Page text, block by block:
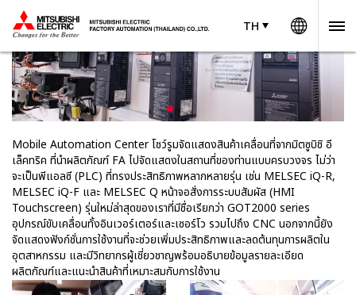
Thailand TH
TH
Mobile Automation Center โชว์รูมจัดแสดงสินค้าเคลื่อนที่จากมิตซูบิชิ อี
เล็คทริค ที่นำผลิตภัณฑ์ FA ไปจัดแสดงในสถานที่ของท่านแบบครบวงจร ไม่ว่า
จะเป็นพีแอลซี (PLC) ที่ทรงประสิทธิภาพหลากหลายรุ่น เช่น MELSEC iQ-R,
MELSEC iQ-F และ MELSEC Q หน้าจอสั่งการระบบสัมผัส (HMI
Touchscreen) รุ่นใหม่ล่าสุดของเราที่มีชื่อเรียกว่า GOT2000 series
อุปกรณ์ขับเคลื่อนทั้งอินเวอร์เตอร์และเซอร์โว รวมไปถึง CNC นอกจากนี้ยัง
จัดแสดงฟังก์ชั่นการใช้งานที่จะช่วยเพิ่มประสิทธิภาพและลดต้นทุนการผลิตใน
อุตสาหกรรม และมีวิทยากรผู้เชี่ยวชาญพร้อมอธิบายข้อมูลรายละเอียด
ผลิตภัณฑ์และแนะนำสินค้าที่เหมาะสมกับการใช้งาน